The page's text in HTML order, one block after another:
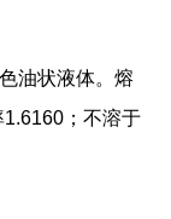
油状液体。熔
1.6160；不溶于